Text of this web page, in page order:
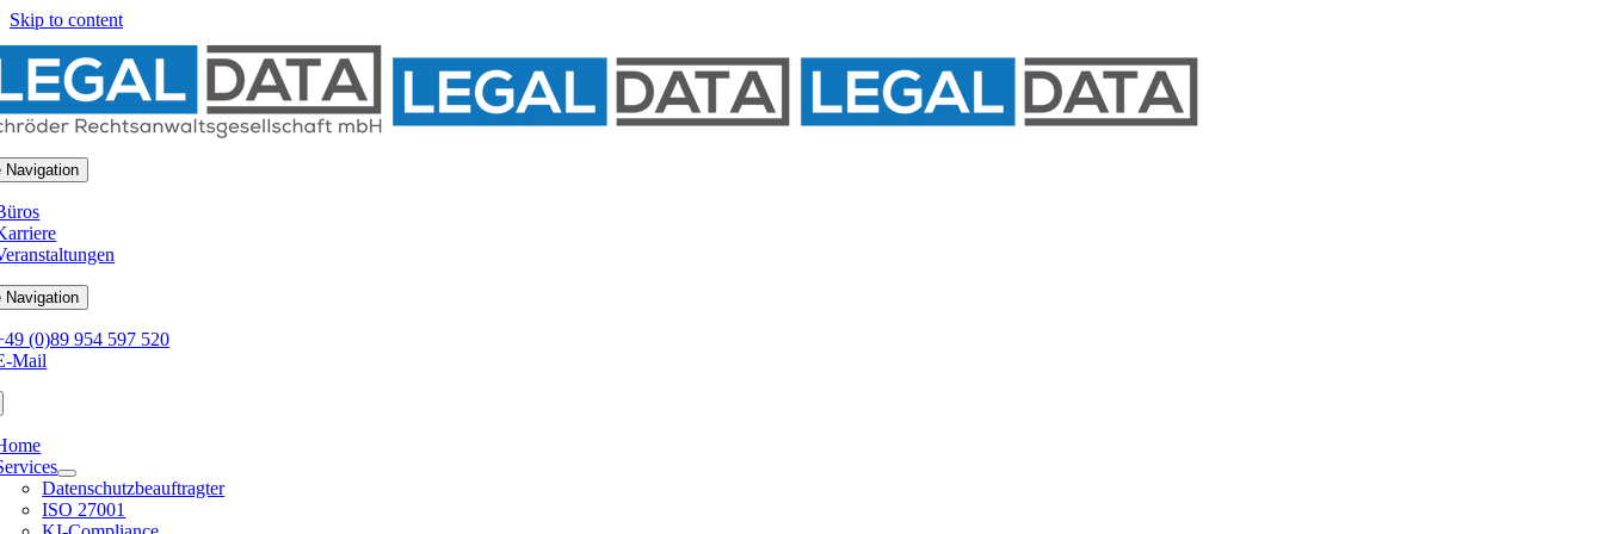
Skip to content
Navigation
Navigation
(0)89 954 597 520
Mail
Datenschutzbeauftragter
ISO 27001